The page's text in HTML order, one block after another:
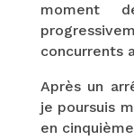
moment
concurrents
Après un
je poursuis
en